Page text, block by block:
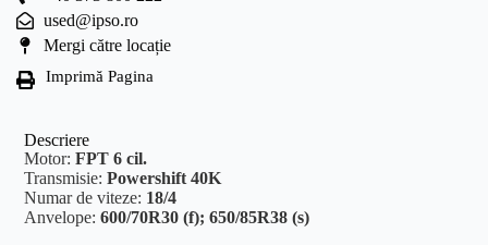
used@ipso.ro
Mergi către locație
Imprimă Pagina
Descriere
Motor:FPT 6 cil.
Transmisie:Powershift 40K
Numar de viteze: 18/4
Anvelope:600/70R30 (f); 650/85R38 (s)